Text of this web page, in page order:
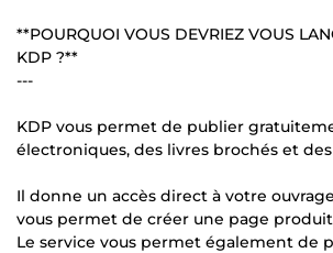
**POURQUOI VOUS DEVRIEZ VOUS
KDP ?**
---
KDP vous permet de publier
électroniques, des livres brochés et
Il donne un accès direct à votre
vous permet de créer une page
Le service vous permet également de